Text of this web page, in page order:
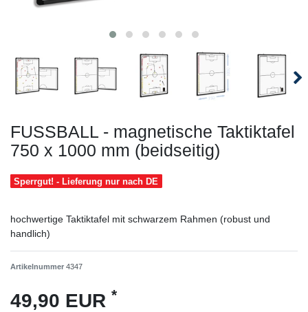
FUSSBALL - magnetische Taktiktafel
750 x 1000 mm (beidseitig)
Sperrgut! - Lieferung nur nach DE
hochwertige Taktiktafel mit schwarzem Rahmen (robust und
handlich)
Artikelnummer 4347
49,90 EUR *